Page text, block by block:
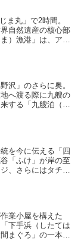
ま丸」で2時間。
自然遺産の核心部
）漁港」は、アン
沢」のさらに奥。
へ渡る際に九艘の
する「九艘泊（く
を今に伝える「四
「ふけ」が岸の至
、さらにはタチウ
業小屋を構えた
下手浜（したては
まぐろ」の一本釣